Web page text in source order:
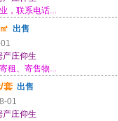
，联系电话...
出售
产庄仰生
租、寄售物...
套 出售
01
产庄仰生